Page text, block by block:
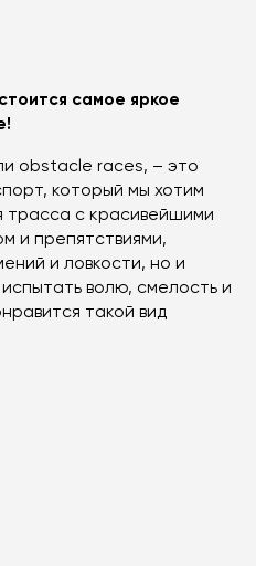
самое яркое
obstacle races, – это
который мы хотим
трасса с красивейшими
и препятствиями,
и ловкости, но и
волю, смелость и
такой вид